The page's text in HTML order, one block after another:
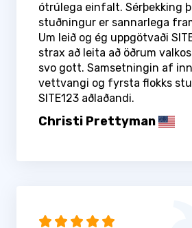
ótrúlega einfalt. Sérþekking
stuðningur er sannarlega
Um leið og ég uppgötvaði
strax að leita að öðrum
svo gott. Samsetningin af
vettvangi og fyrsta flokks
SITE123 aðlaðandi.
Christi Prettyman